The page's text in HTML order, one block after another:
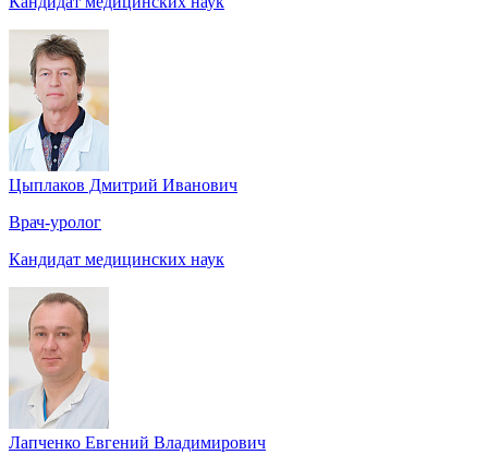
Цыплаков Дмитрий Иванович
Врач-уролог
Кандидат медицинских наук
Лапченко Евгений Владимирович